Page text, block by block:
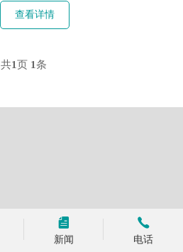
查看详情
共1页 1条
新闻 电话